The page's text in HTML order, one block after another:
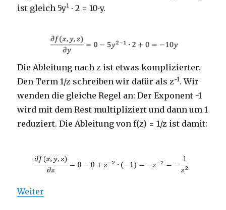
ist gleich 5y1 ∙ 2 = 10∙y.
Die Ableitung nach z ist etwas komplizierter.
Den Term 1/z schreiben wir dafür als z-1. Wir
wenden die gleiche Regel an: Der Exponent -1
wird mit dem Rest multipliziert und dann um 1
reduziert. Die Ableitung von f(z) = 1/z ist damit:
Weiter